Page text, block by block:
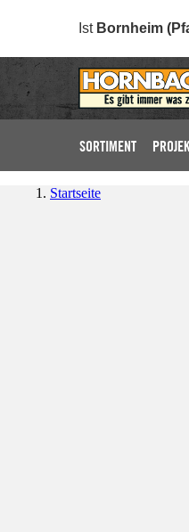
Ist Bornheim
SORTIMENT
Startseite